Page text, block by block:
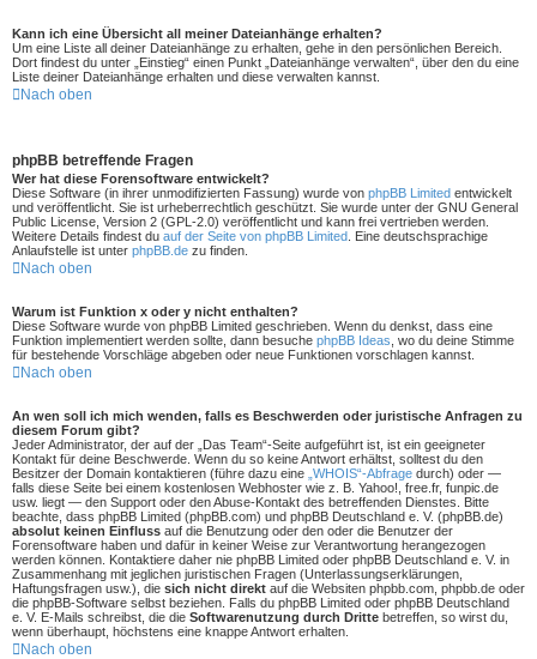
Kann ich eine Übersicht all meiner Dateianhänge erhalten?
Um eine Liste all deiner Dateianhänge zu erhalten, gehe in den persönlichen Bereich.
Dort findest du unter „Einstieg“ einen Punkt „Dateianhänge verwalten“, über den du eine
Liste deiner Dateianhänge erhalten und diese verwalten kannst.
Nach oben
phpBB betreffende Fragen
Wer hat diese Forensoftware entwickelt?
Diese Software (in ihrer unmodifizierten Fassung) wurde von phpBB Limited entwickelt
und veröffentlicht. Sie ist urheberrechtlich geschützt. Sie wurde unter der GNU General
Public License, Version 2 (GPL-2.0) veröffentlicht und kann frei vertrieben werden.
Weitere Details findest du auf der Seite von phpBB Limited . Eine deutschsprachige
Anlaufstelle ist unter phpBB.de zu finden.
Nach oben
Warum ist Funktion x oder y nicht enthalten?
Diese Software wurde von phpBB Limited geschrieben. Wenn du denkst, dass eine
Funktion implementiert werden sollte, dann besuche phpBB Ideas , wo du deine Stimme
für bestehende Vorschläge abgeben oder neue Funktionen vorschlagen kannst.
Nach oben
An wen soll ich mich wenden, falls es Beschwerden oder juristische Anfragen zu
diesem Forum gibt?
Jeder Administrator, der auf der „Das Team“-Seite aufgeführt ist, ist ein geeigneter
Kontakt für deine Beschwerde. Wenn du so keine Antwort erhältst, solltest du den
Besitzer der Domain kontaktieren (führe dazu eine „WHOIS“-Abfrage durch) oder —
falls diese Seite bei einem kostenlosen Webhoster wie z. B. Yahoo!, free.fr, funpic.de
usw. liegt — den Support oder den Abuse-Kontakt des betreffenden Dienstes. Bitte
beachte, dass phpBB Limited (phpBB.com) und phpBB Deutschland e. V. (phpBB.de)
absolut keinen Einfluss auf die Benutzung oder den oder die Benutzer der
Forensoftware haben und dafür in keiner Weise zur Verantwortung herangezogen
werden können. Kontaktiere daher nie phpBB Limited oder phpBB Deutschland e. V. in
Zusammenhang mit jeglichen juristischen Fragen (Unterlassungserklärungen,
Haftungsfragen usw.), die sich nicht direkt auf die Websiten phpbb.com, phpbb.de oder
die phpBB-Software selbst beziehen. Falls du phpBB Limited oder phpBB Deutschland
e. V. E-Mails schreibst, die die Softwarenutzung durch Dritte betreffen, so wirst du,
wenn überhaupt, höchstens eine knappe Antwort erhalten.
Nach oben